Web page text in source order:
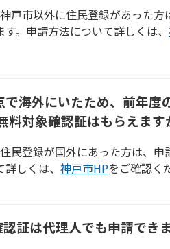
戸市以外に住民登録があった
。申請方法について詳しくは、
で海外にいたため、前年
料対象確認証はもらえます
民登録が国外にあった方は、
しくは、 神戸市HPをご確認く
証は代理人でも申請でき